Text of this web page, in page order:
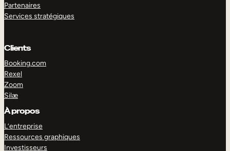
Partenaires
Services stratégiques
Clients
Booking.com
Rexel
Zoom
Silæ
À propos
L’entreprise
Ressources graphiques
Investisseurs